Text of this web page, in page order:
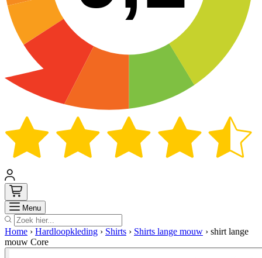
Menu Zoek
Home › Hardloopkleding › Shirts › Shirts lange mouw › shirt lange
mouw Core